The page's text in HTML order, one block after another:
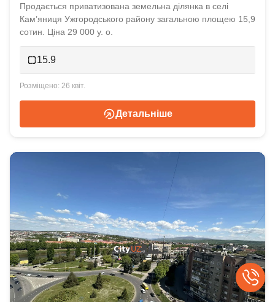
Продається приватизована земельна ділянка в селі
Кам’яниця Ужгородського району загальною площею 15,9
сотин. Ціна 29 000 у. о.
26 квіт.
15.9
Детальніше